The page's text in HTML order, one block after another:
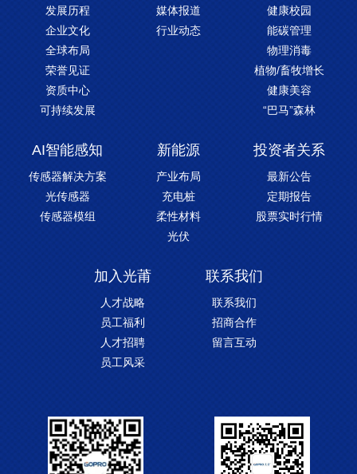
发展历程
企业文化
全球布局
荣誉见证
资质中心
可持续发展
媒体报道
行业动态
健康校园
能碳管理
物理消毒
植物/畜牧增长
健康美容
“巴马”森林
AI智能感知
传感器解决方案
光传感器
传感器模组
新能源
产业布局
充电桩
柔性材料
光伏
投资者关系
最新公告
定期报告
股票实时行情
加入光莆
人才战略
员工福利
人才招聘
员工风采
联系我们
联系我们
招商合作
留言互动